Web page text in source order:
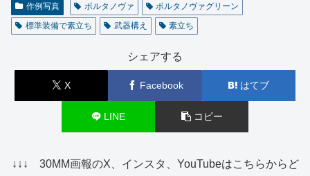
作例写真 ポルタノヴァ
ポルタノヴァグリーン
標準装備で素立ち
武器構え 素立ち
シェアする
X Facebook はてブ
LINE コピー
↓↓↓ 30MM画報のX、インスタ、YouTubeはこちらからど